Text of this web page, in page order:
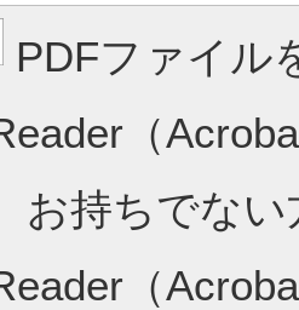
PDFファイル
（
お持ちでな
（